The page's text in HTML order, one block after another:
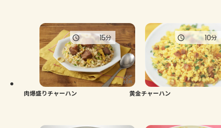
肉爆盛りチャーハン
15分
黄金チャーハン
10分